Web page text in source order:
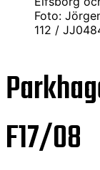
Foto:
112 /
F17/08